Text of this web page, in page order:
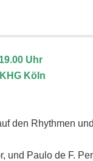
Uhr
Köln
den Rhythmen
und Paulo de F.